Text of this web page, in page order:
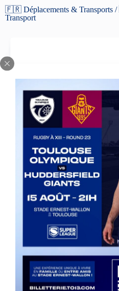
🇫🇷 Déplacements &
Transport
Alcis Transports
05 61 86 49
alcis-groupe.fr
Activité de transport, voyages,
la demande.